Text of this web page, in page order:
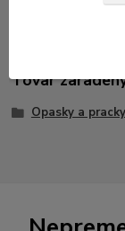
Tovar
Opasky a pracky